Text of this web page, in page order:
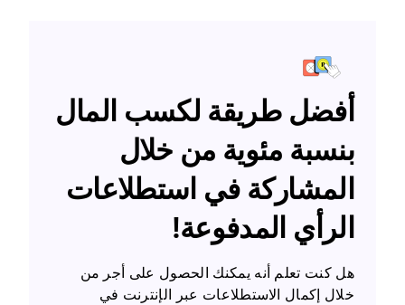
أفضل طريقة لكسب المال
بنسبة مئوية من خلال
المشاركة في استطلاعات
الرأي المدفوعة!
هل كنت تعلم أنه يمكنك الحصول على أجر من
خلال إكمال الاستطلاعات عبر الإنترنت في